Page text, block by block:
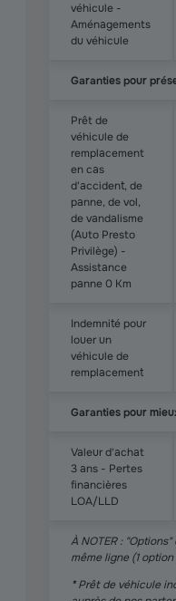
véhicule -
Aménagements
du véhicule
Garanties pour
Prêt de
véhicule de
remplacement
en cas
d'accident, de
panne, de vol,
de vandalisme
(Auto Presto
Privilège) -
Assistance
panne 0 Km
Indemnité pour
louer un
véhicule de
remplacement
Garanties pour
Valeur d'achat
3 ans - Pertes
financières
LOA/LLD
À NOTER :
même ligne (1
*Prêt de véhicule